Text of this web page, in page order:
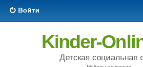
Войти
Kinder-
Детская социальная